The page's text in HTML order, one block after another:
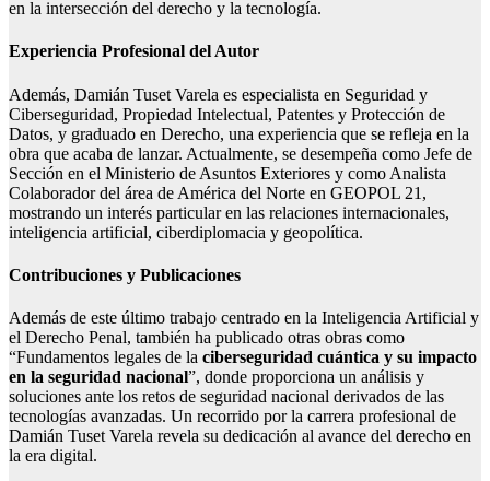
en la intersección del derecho y la tecnología.
Experiencia Profesional del Autor
Además, Damián Tuset Varela es especialista en Seguridad y
Ciberseguridad, Propiedad Intelectual, Patentes y Protección de
Datos, y graduado en Derecho, una experiencia que se refleja en la
obra que acaba de lanzar. Actualmente, se desempeña como Jefe de
Sección en el Ministerio de Asuntos Exteriores y como Analista
Colaborador del área de América del Norte en GEOPOL 21,
mostrando un interés particular en las relaciones internacionales,
inteligencia artificial, ciberdiplomacia y geopolítica.
Contribuciones y Publicaciones
Además de este último trabajo centrado en la Inteligencia Artificial y
el Derecho Penal, también ha publicado otras obras como
“Fundamentos legales de la ciberseguridad cuántica y su impacto
en la seguridad nacional”, donde proporciona un análisis y
soluciones ante los retos de seguridad nacional derivados de las
tecnologías avanzadas. Un recorrido por la carrera profesional de
Damián Tuset Varela revela su dedicación al avance del derecho en
la era digital.